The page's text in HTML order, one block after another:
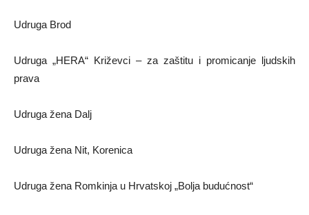
Udruga Brod
Udruga „HERA“ Križevci – za zaštitu i promicanje ljudskih
prava
Udruga žena Dalj
Udruga žena Nit, Korenica
Udruga žena Romkinja u Hrvatskoj „Bolja budućnost“